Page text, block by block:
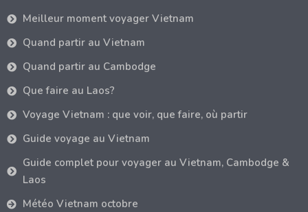
Meilleur moment voyager Vietnam
Quand partir au Vietnam
Quand partir au Cambodge
Que faire au Laos?
Voyage Vietnam : que voir, que faire, où partir
Guide voyage au Vietnam
Guide complet pour voyager au Vietnam, Cambodge &
Laos
Météo Vietnam octobre